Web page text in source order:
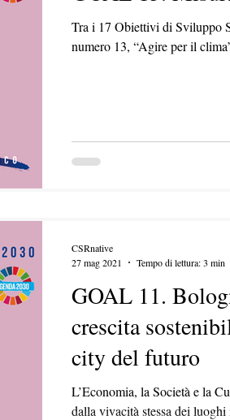
Tra i 17 Obiettivi di Sviluppo
numero 13, “Agire per il
GOAL 11.
crescita
city del futuro
L’Economia, la Società e la
dalla vivacità stessa dei
CSRnative
27 mag 2021
Tempo di lettura: 3 min